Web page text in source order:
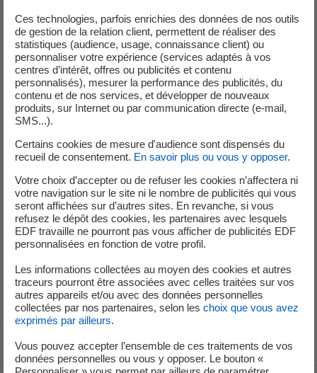
réseau national d’électricité. L’unité de production n°2 est
en arrêt programmé depuis le samedi 2 mai pour
procéder à des opérations de maintenance et remplacer
une partie du combustible.
Publication du 3 juin 2026 :
Mercredi 3 juin 2026 à 2h du matin, les équipes de la
centrale nucléaire du Bugey ont procédé à la mise à l'arrêt
de l'unité de production n° 4. Cet arrêt de courte durée
permet d’adapter la production d’EDF à la demande en
électricité.
Les unités de production n°3 et n°5 sont à la disposition du
réseau national d’électricité. L’unité de production n°2 est
en arrêt programmé depuis le samedi 2 mai pour
procéder à des opérations de maintenance et remplacer
une partie du combustible.
Ces technologies, parfois enrichies des données de nos outils
de gestion de la relation client, permettent de réaliser des
statistiques (audience, usage, connaissance client) ou
personnaliser votre expérience (services adaptés à vos
centres d’intérêt, offres ou publicités et contenu
personnalisés), mesurer la performance des publicités, du
contenu et de nos services, et développer de nouveaux
produits, sur Internet ou par communication directe (e-mail,
SMS...).
Certains cookies de mesure d'audience sont dispensés du
recueil de consentement. En savoir plus ou vous y opposer.
Votre choix d’accepter ou de refuser les cookies n’affectera ni
votre navigation sur le site ni le nombre de publicités qui vous
seront affichées sur d’autres sites. En revanche, si vous
refusez le dépôt des cookies, les partenaires avec lesquels
EDF travaille ne pourront pas vous afficher de publicités EDF
personnalisées en fonction de votre profil.
Les informations collectées au moyen des cookies et autres
traceurs pourront être associées avec celles traitées sur vos
autres appareils et/ou avec des données personnelles
collectées par nos partenaires, selon les choix que vous avez
exprimés par ailleurs.
Vous pouvez accepter l’ensemble de ces traitements de vos
données personnelles ou vous y opposer. Le bouton «